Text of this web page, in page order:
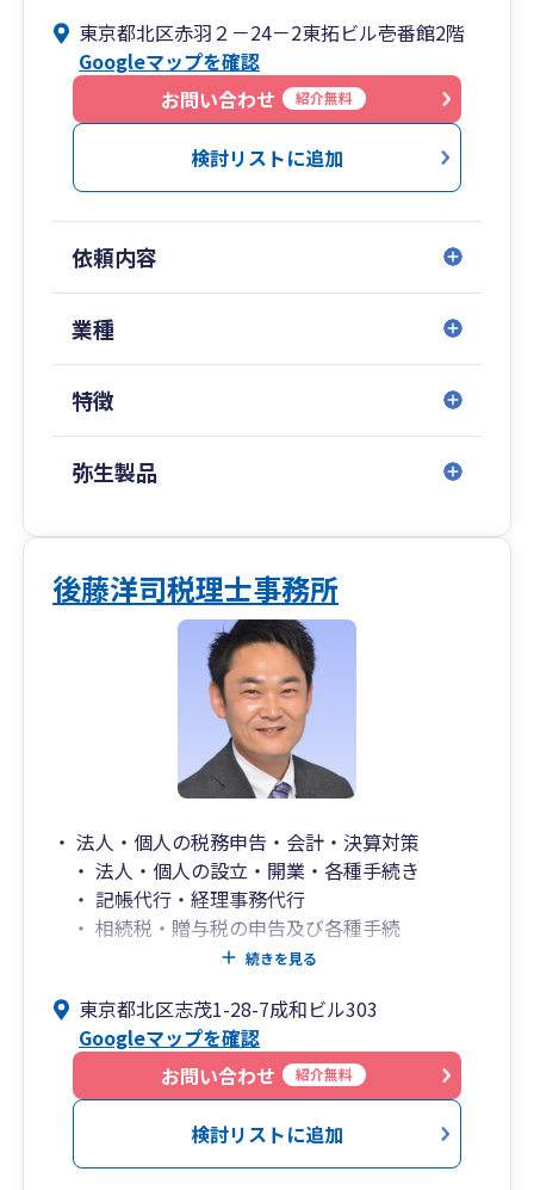
ども頼りにしてください◎事務所はアーケードの
中なので雨でも安心 LaLaガーデン 赤羽スズラン
通り商店街 ダイエー赤羽店横です。
東京都北区赤羽２－24－2東拓ビル壱番館2階
Googleマップを確認
お問い合わせ
紹介無料
検討リストに追加
依頼内容
業種
特徴
弥生製品
後藤洋司税理士事務所
・ 法人・個人の税務申告・会計・決算対策
・ 法人・個人の設立・開業・各種手続き
・ 記帳代行・経理事務代行
・ 相続税・贈与税の申告及び各種手続
・ 相続対策・遺言支援
・ 保険・不動産などのご相談
・ 経営相談
・ スポットでの単発のご相談(セカンドオピニ
オンでも大丈夫です)
続きを見る
東京都北区志茂1-28-7成和ビル303
Googleマップを確認
お問い合わせ
紹介無料
検討リストに追加